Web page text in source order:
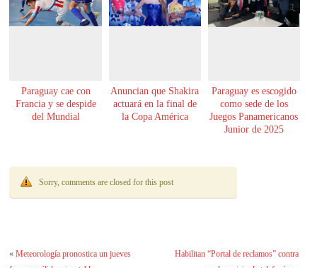
Paraguay cae con
Francia y se despide
del Mundial
Anuncian que Shakira
actuará en la final de
la Copa América
Paraguay es escogido
como sede de los
Juegos Panamericanos
Junior de 2025
Sorry, comments are closed for this post
«Meteorología pronostica un jueves
Habilitan “Portal de reclamos” contra